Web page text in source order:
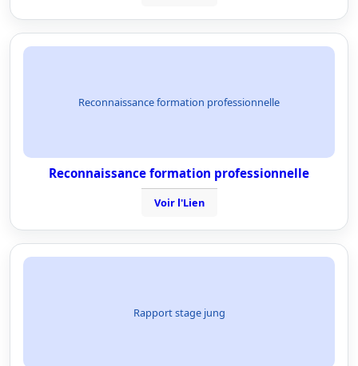
Reconnaissance formation professionnelle
Reconnaissance formation professionnelle
Voir l'Lien
Rapport stage jung